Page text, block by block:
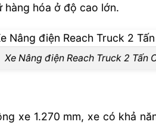
hóa ở độ cao lớn.
Xe Nâng điện Reach Truck 2 Tấn
xe 1.270 mm, xe có khả